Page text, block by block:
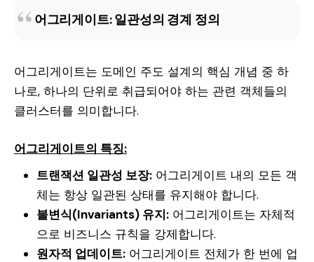
어그리게이트: 일관성의 경계 정의
어그리게이트는 도메인 주도 설계의 핵심 개념 중 하
나로, 하나의 단위로 취급되어야 하는 관련 객체들의
클러스터를 의미합니다.
어그리게이트의 특징:
트랜잭션 일관성 보장: 어그리게이트 내의 모든 객
체는 항상 일관된 상태를 유지해야 합니다.
불변식(Invariants) 유지: 어그리게이트는 자체적
으로 비즈니스 규칙을 강제합니다.
원자적 업데이트: 어그리게이트 전체가 한 번에 업